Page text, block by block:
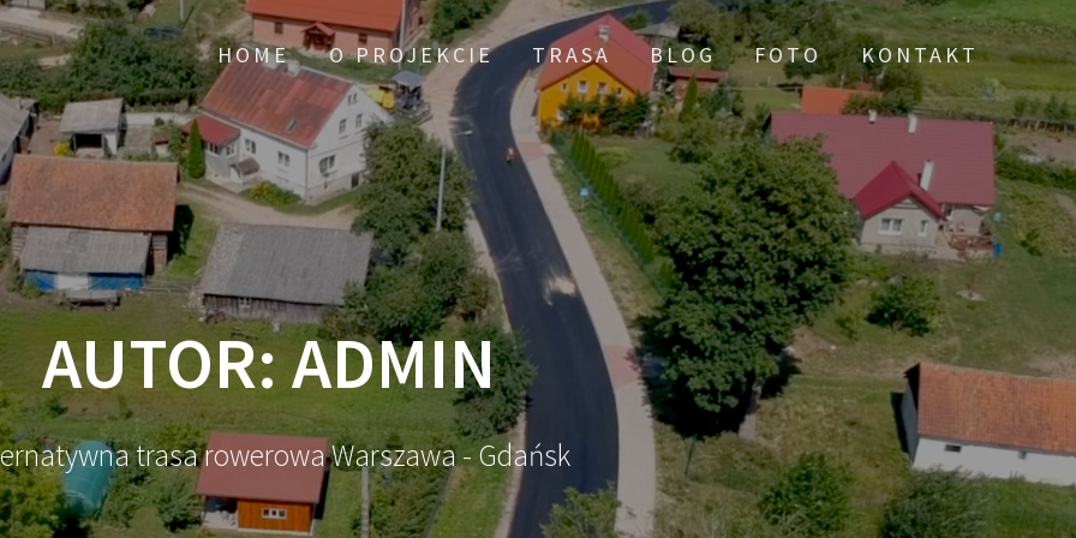
HOME O PROJEKCIE TRASA BLOG FOTO KONTAKT
AUTOR:ADMIN
trasa rowerowa Warszawa - Gdańsk